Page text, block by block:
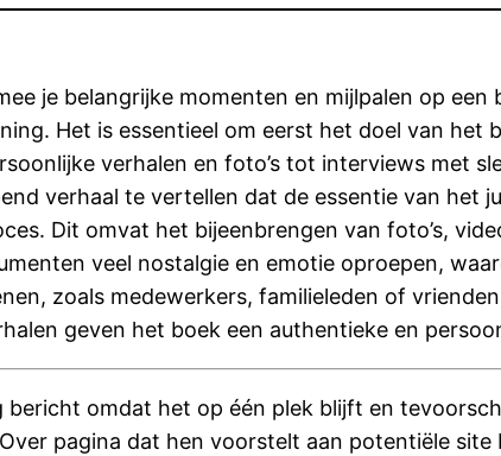
je belangrijke momenten en mijlpalen op
Het is essentieel om eerst het doel van het
verhalen en foto’s tot interviews met
verhaal te vertellen dat de essentie van het
Dit omvat het bijeenbrengen van foto’s,
veel nostalgie en emotie oproepen,
zoals medewerkers, familieleden of
geven het boek een authentieke en
bericht omdat het op één plek blijft en
pagina dat hen voorstelt aan potentiële